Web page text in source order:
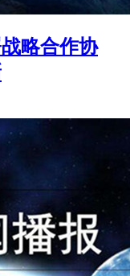
略合作协